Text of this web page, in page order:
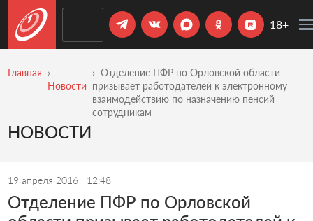
18+
Главная
Новости
Отделение ПФР по Орловской области
призывает работодателей к электронному
взаимодействию по назначению пенсий
сотрудникам
НОВОСТИ
19 апреля 2016 12:48
Отделение ПФР по Орловской